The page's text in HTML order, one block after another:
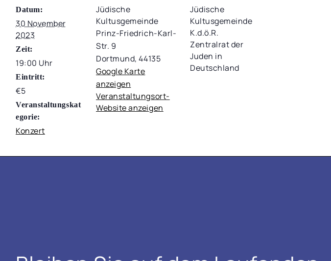
Datum:
30 November
2023
Zeit:
19:00 Uhr
Eintritt:
€5
Veranstaltungskat
egorie:
Konzert
Jüdische
Kultusgemeinde
Prinz-Friedrich-Karl-
Str. 9
Dortmund, 44135
Google Karte
anzeigen
Veranstaltungsort-
Website anzeigen
Jüdische
Kultusgemeinde
K.d.ö.R.
Zentralrat der
Juden in
Deutschland